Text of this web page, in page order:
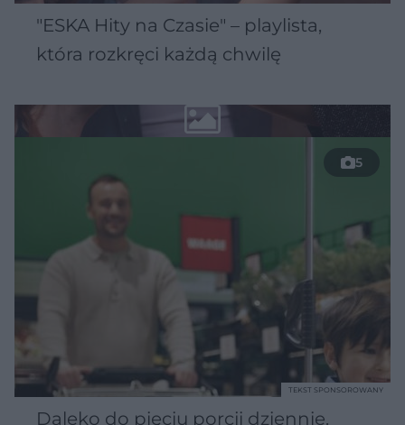
"ESKA Hity na Czasie" – playlista,
która rozkręci każdą chwilę
5
Daleko do pięciu porcji dziennie.
TEKST SPONSOROWANY